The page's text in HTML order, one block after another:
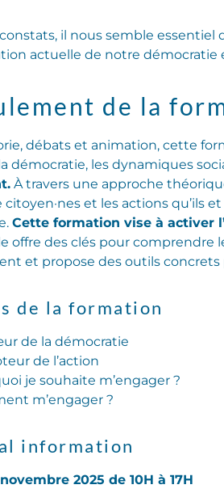
constats, il nous semble
actuelle de notre
de la
débats et animation, cette
démocratie, les dynamiques
À travers une approche
citoyen·nes et les actions
Cette formation vise à activer
offre des clés pour
et propose des outils
de la formation
de la démocratie
de l’action
je souhaite m’engager ?
m’engager ?
information
2025 de 10H à 17H